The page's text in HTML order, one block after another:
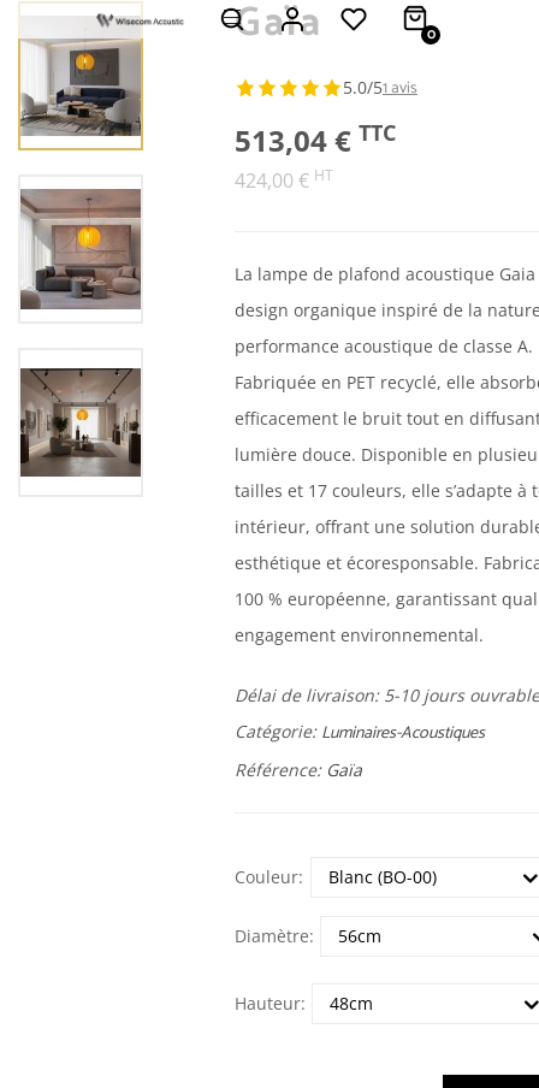
0
Gaïa
5.0/51 avis
513,04 € TTC
424,00 € HT
La lampe de plafond acoustique
design organique inspiré de la
performance acoustique de classe A.
Fabriquée en PET recyclé, elle
efficacement le bruit tout en
lumière douce. Disponible en
tailles et 17 couleurs, elle s’adapte à
intérieur, offrant une solution
esthétique et écoresponsable.
100 % européenne, garantissant
engagement environnemental.
Délai de livraison:5-10 jours
Catégorie: Luminaires-Acoustiques
Référence: Gaïa
Couleur:
Diamètre:
Hauteur: